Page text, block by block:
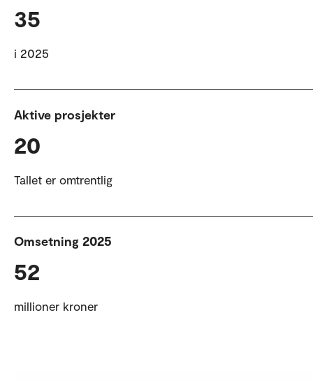
35
i 2025
Aktive prosjekter
20
Tallet er omtrentlig
Omsetning 2025
52
millioner kroner